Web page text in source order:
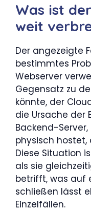
Was ist
weit
Der angezeigte
bestimmtes
Webserver
Gegensatz zu
könnte, der
die Ursache der
Backend-
physisch
Diese Situation
als sie
betrifft, was auf
schließen lässt
Einzelfällen.